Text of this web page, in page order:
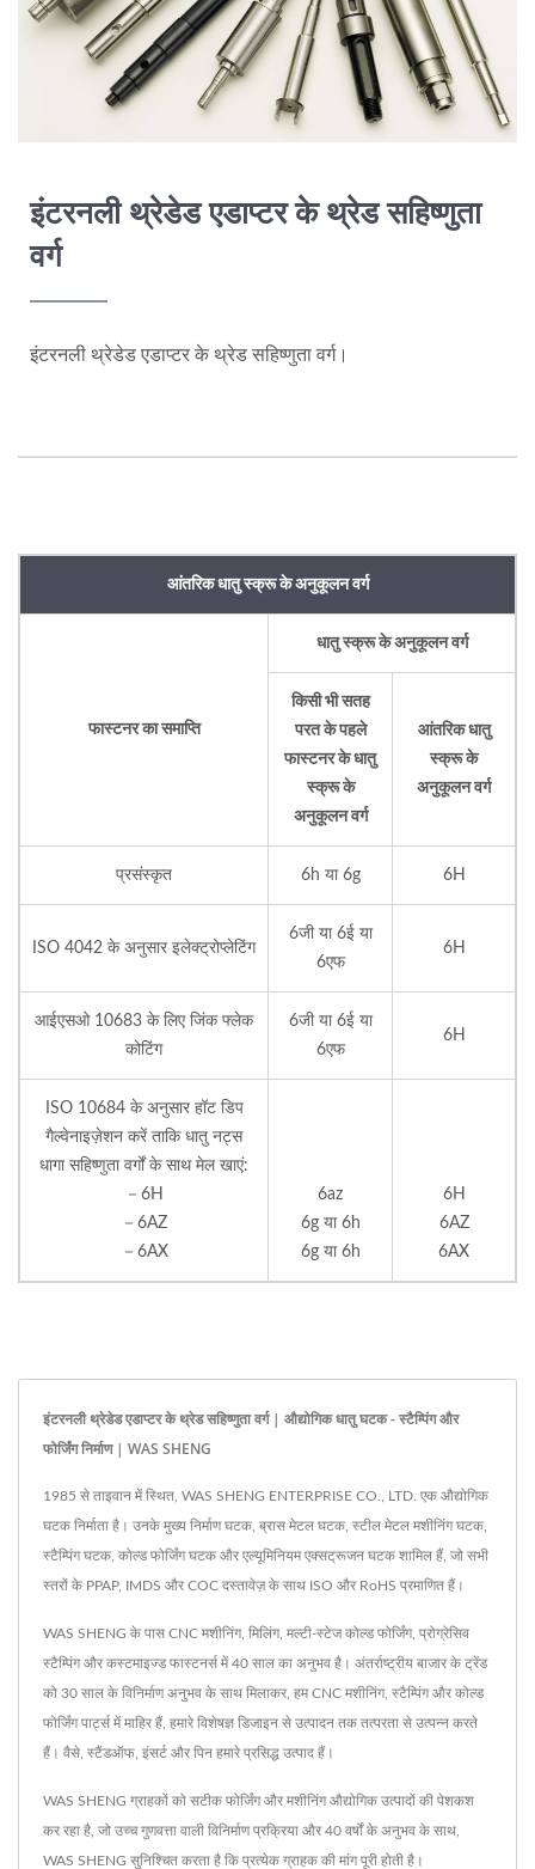
इंटरनली थ्रेडेड एडाप्टर के थ्रेड सहिष्णुता
वर्ग
इंटरनली थ्रेडेड एडाप्टर के थ्रेड सहिष्णुता वर्ग।
आंतरिक धातु स्क्रू के अनुकूलन वर्ग
फास्टनर का समाप्ति
धातु स्क्रू के अनुकूलन वर्ग
किसी भी सतह
परत के पहले
फास्टनर के धातु
स्क्रू के
अनुकूलन वर्ग
आंतरिक धातु
स्क्रू के
अनुकूलन वर्ग
प्रसंस्कृत 6h या 6g 6H
ISO 4042 के अनुसार इलेक्ट्रोप्लेटिंग
6जी या 6ई या
6एफ
6H
आईएसओ 10683 के लिए जिंक फ्लेक
कोटिंग
6जी या 6ई या
6एफ
6H
ISO 10684 के अनुसार हॉट डिप
गैल्वेनाइज़ेशन करें ताकि धातु नट्स
धागा सहिष्णुता वर्गों के साथ मेल खाएं:
－6H
－6AZ
－6AX
6az
6g या 6h
6g या 6h
6H
6AZ
6AX
इंटरनली थ्रेडेड एडाप्टर के थ्रेड सहिष्णुता वर्ग | औद्योगिक धातु घटक - स्टैम्पिंग और
फोर्जिंग निर्माण | WAS SHENG
1985 से ताइवान में स्थित, WAS SHENG ENTERPRISE CO., LTD. एक औद्योगिक
घटक निर्माता है। उनके मुख्य निर्माण घटक, ब्रास मेटल घटक, स्टील मेटल मशीनिंग घटक,
स्टैम्पिंग घटक, कोल्ड फोर्जिंग घटक और एल्यूमिनियम एक्सट्रूजन घटक शामिल हैं, जो सभी
स्तरों के PPAP, IMDS और COC दस्तावेज़ के साथ ISO और RoHS प्रमाणित हैं।
WAS SHENG के पास CNC मशीनिंग, मिलिंग, मल्टी-स्टेज कोल्ड फोर्जिंग, प्रोग्रेसिव
स्टैम्पिंग और कस्टमाइज्ड फास्टनर्स में 40 साल का अनुभव है। अंतर्राष्ट्रीय बाजार के ट्रेंड
को 30 साल के विनिर्माण अनुभव के साथ मिलाकर, हम CNC मशीनिंग, स्टैम्पिंग और कोल्ड
फोर्जिंग पार्ट्स में माहिर हैं, हमारे विशेषज्ञ डिजाइन से उत्पादन तक तत्परता से उत्पन्न करते
हैं। वैसे, स्टैंडऑफ, इंसर्ट और पिन हमारे प्रसिद्ध उत्पाद हैं।
WAS SHENG ग्राहकों को सटीक फोर्जिंग और मशीनिंग औद्योगिक उत्पादों की पेशकश
कर रहा है, जो उच्च गुणवत्ता वाली विनिर्माण प्रक्रिया और 40 वर्षों के अनुभव के साथ,
WAS SHENG सुनिश्चित करता है कि प्रत्येक ग्राहक की मांग पूरी होती है।